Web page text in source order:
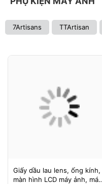
7Artisans TTArtisan
Giấy dầu lau lens, ống kính,
màn hình LCD máy ảnh, máy